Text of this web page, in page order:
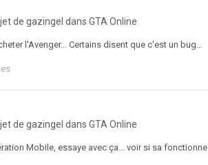
de gazingel dans GTA Online
l'Avenger... Certains disent que c'est un bug...
de gazingel dans GTA Online
Mobile, essaye avec ça... voir si sa fonctionne